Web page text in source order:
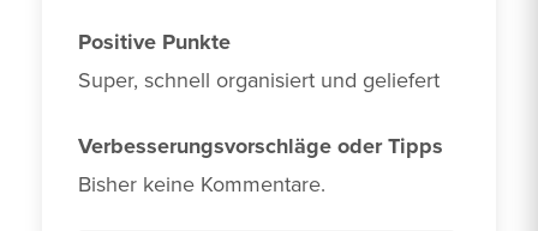
Positive Punkte
Super, schnell organisiert und geliefert
Verbesserungsvorschläge oder Tipps
Bisher keine Kommentare.